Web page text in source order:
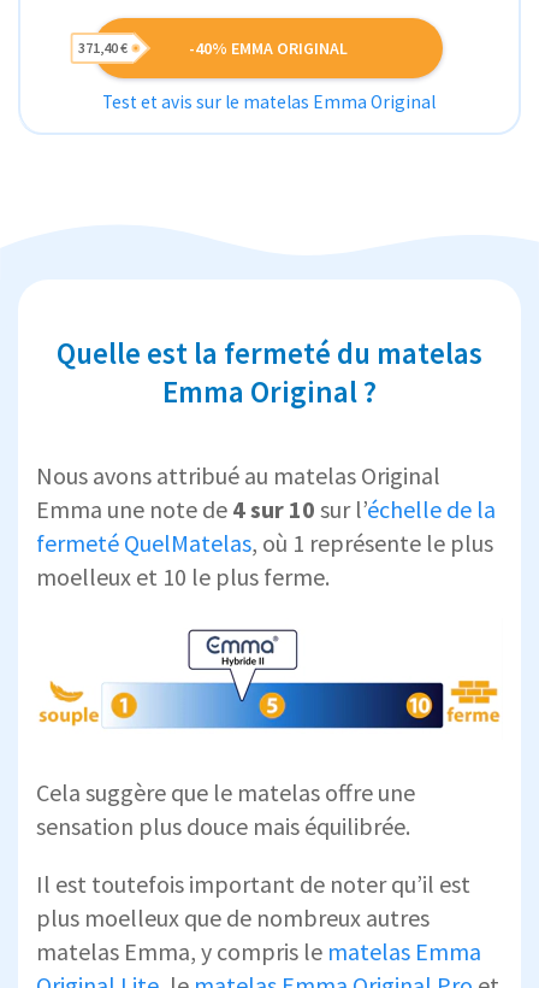
-40% EMMA ORIGINAL
371,40 €
Test et avis sur le matelas Emma Original
Quelle est la fermeté du matelas
Emma Original ?
Nous avons attribué au matelas Original
Emma une note de 4 sur 10 sur l’échelle de la
fermeté QuelMatelas, où 1 représente le plus
moelleux et 10 le plus ferme.
Cela suggère que le matelas offre une
sensation plus douce mais équilibrée.
Il est toutefois important de noter qu’il est
plus moelleux que de nombreux autres
matelas Emma, y compris le matelas Emma